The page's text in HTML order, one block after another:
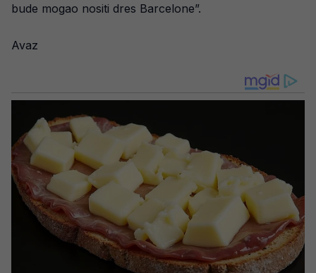
bude mogao nositi dres Barcelone”.
Avaz